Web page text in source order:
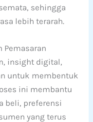
sehingga
lebih terarah.
Pemasaran
insight digital,
untuk membentuk
ini membantu
beli, preferensi
yang terus